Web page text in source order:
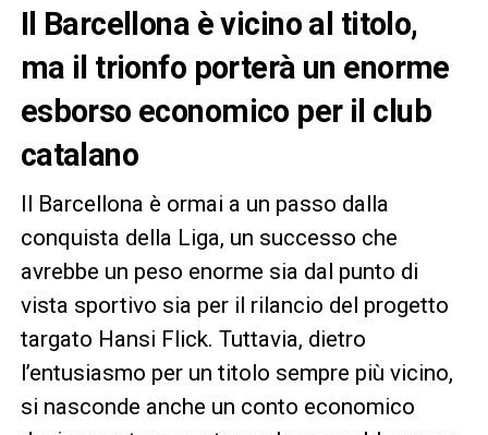
Il Barcellona è vicino al titolo,
ma il trionfo porterà un enorme
esborso economico per il club
catalano
Il Barcellona è ormai a un passo dalla
conquista della Liga, un successo che
avrebbe un peso enorme sia dal punto di
vista sportivo sia per il rilancio del progetto
targato Hansi Flick. Tuttavia, dietro
l’entusiasmo per un titolo sempre più vicino,
si nasconde anche un conto economico